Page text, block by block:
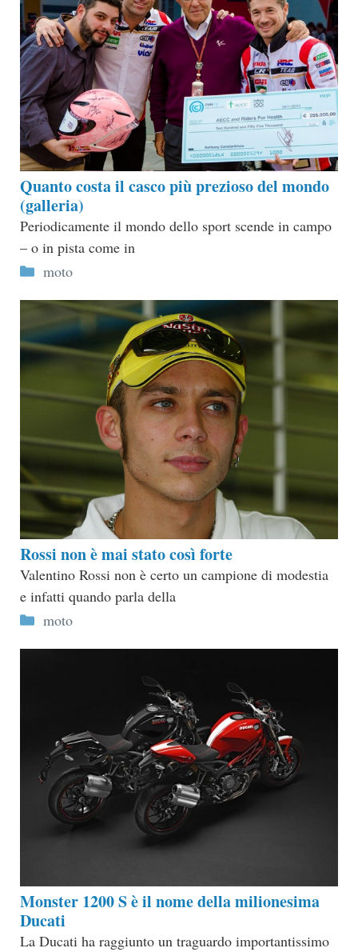
Quanto costa il casco più prezioso del mondo
(galleria)
Periodicamente il mondo dello sport scende in campo
– o in pista come in
Categorie
moto
Rossi non è mai stato così forte
Valentino Rossi non è certo un campione di modestia
e infatti quando parla della
Categorie
moto
Monster 1200 S è il nome della milionesima
Ducati
La Ducati ha raggiunto un traguardo importantissimo